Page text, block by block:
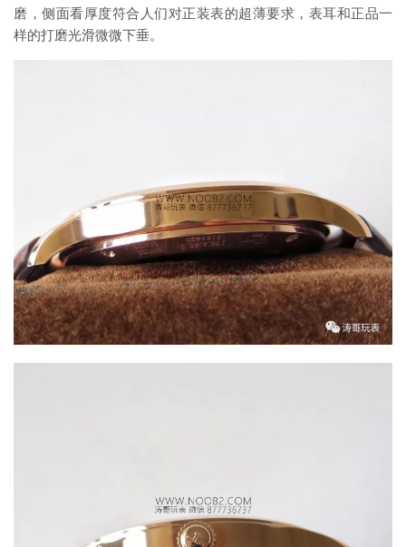
磨，侧面看厚度符合人们对正装表的超薄要求，表耳和正品一
样的打磨光滑微微下垂。